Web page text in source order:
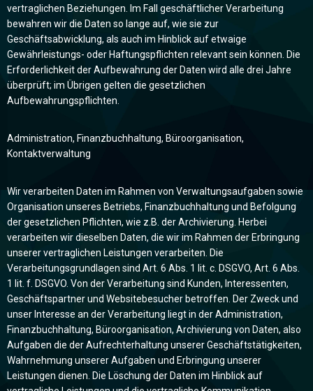
vertraglichen Beziehungen. Im Fall geschäftlicher Verarbeitung
bewahren wir die Daten so lange auf, wie sie zur
Geschäftsabwicklung, als auch im Hinblick auf etwaige
Gewährleistungs- oder Haftungspflichten relevant sein können. Die
Erforderlichkeit der Aufbewahrung der Daten wird alle drei Jahre
überprüft; im Übrigen gelten die gesetzlichen
Aufbewahrungspflichten.
Administration, Finanzbuchhaltung, Büroorganisation,
Kontaktverwaltung
Wir verarbeiten Daten im Rahmen von Verwaltungsaufgaben sowie
Organisation unseres Betriebs, Finanzbuchhaltung und Befolgung
der gesetzlichen Pflichten, wie z.B. der Archivierung. Herbei
verarbeiten wir dieselben Daten, die wir im Rahmen der Erbringung
unserer vertraglichen Leistungen verarbeiten. Die
Verarbeitungsgrundlagen sind Art. 6 Abs. 1 lit. c. DSGVO, Art. 6 Abs.
1 lit. f. DSGVO. Von der Verarbeitung sind Kunden, Interessenten,
Geschäftspartner und Websitebesucher betroffen. Der Zweck und
unser Interesse an der Verarbeitung liegt in der Administration,
Finanzbuchhaltung, Büroorganisation, Archivierung von Daten, also
Aufgaben die der Aufrechterhaltung unserer Geschäftstätigkeiten,
Wahrnehmung unserer Aufgaben und Erbringung unserer
Leistungen dienen. Die Löschung der Daten im Hinblick auf